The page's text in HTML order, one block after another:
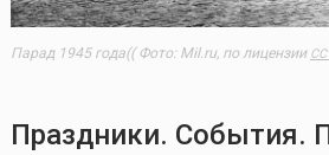
Парад 1945 года(( Фото: Mil.ru, по лицензии
Праздники. События.